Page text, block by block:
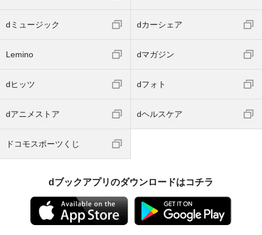
dミュージック dカーシェア
Lemino dマガジン
dヒッツ dフォト
dアニメストア dヘルスケア
ドコモスポーツくじ
dブックアプリのダウンロードはコチラ